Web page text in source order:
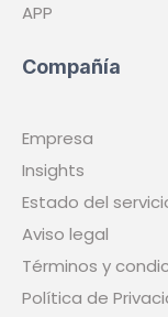
APP
Compañía
Empresa
Insights
Estado del
Aviso legal
Términos y
Política de